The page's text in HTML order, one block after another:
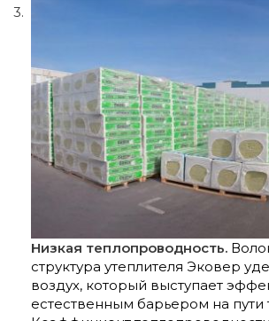
Низкая теплопроводность.
структура утеплителя Эковер
воздух, который выступает
естественным барьером на пути